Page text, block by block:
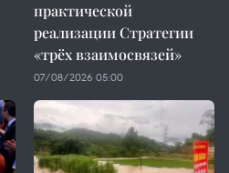
практической
реализации Стратегии
«трёх взаимосвязей»
07/08/2026 05:00